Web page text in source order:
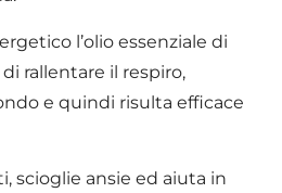
l’olio essenziale di
rallentare il respiro,
e quindi risulta efficace
scioglie ansie ed aiuta in